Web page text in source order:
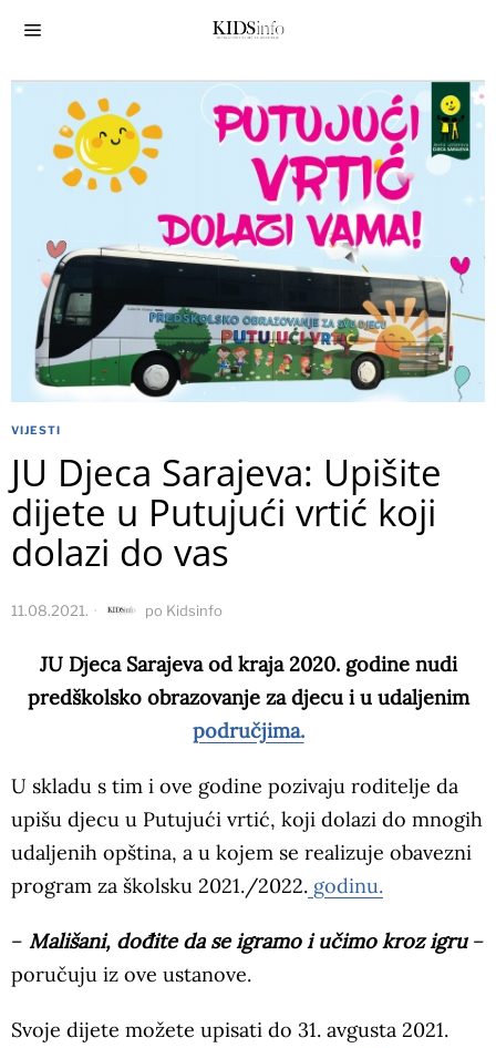
VIJESTI
JU Djeca Sarajeva: Upišite
dijete u Putujući vrtić koji
dolazi do vas
11.08.2021. po Kidsinfo
JU Djeca Sarajeva od kraja 2020. godine nudi
predškolsko obrazovanje za djecu i u udaljenim
područjima.
U skladu s tim i ove godine pozivaju roditelje da
upišu djecu u Putujući vrtić, koji dolazi do mnogih
udaljenih opština, a u kojem se realizuje obavezni
program za školsku 2021./2022. godinu.
– Mališani, dođite da se igramo i učimo kroz igru–
poručuju iz ove ustanove.
Svoje dijete možete upisati do 31. avgusta 2021.